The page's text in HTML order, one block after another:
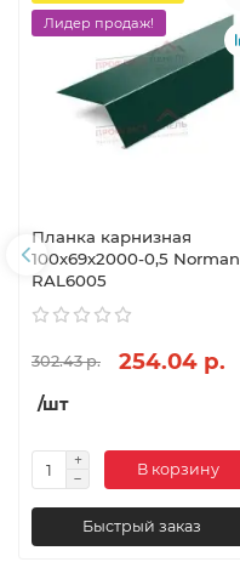
Лидер продаж!
Планка карнизная
100х69х2000-0,5 Norman
RAL6005
302.43 р. 254.04 р.
/шт
В корзину
Быстрый заказ